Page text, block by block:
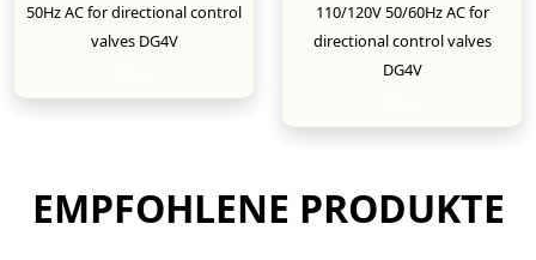
50Hz AC for directional control
valves DG4V
110/120V 50/60Hz AC for
directional control valves
DG4V
EMPFOHLENE PRODUKTE